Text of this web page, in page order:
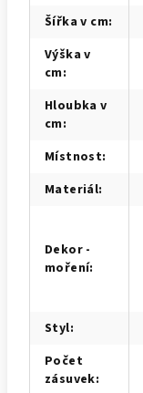
Šířka v cm:
Výška v
cm:
Hloubka v
cm:
Místnost:
Materiál:
Dekor -
moření:
Styl:
Počet
zásuvek: